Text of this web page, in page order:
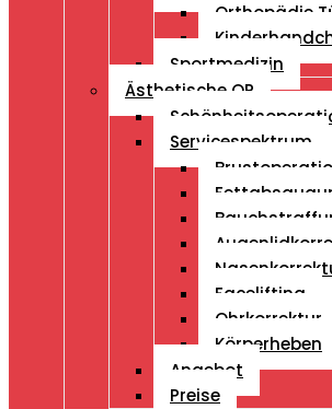
Orthopädie
Sportmedizin
Ästhetische OP
Servicespektrum
Facelifting
Ohrkorrektur
Körperheben
Angebot
Preise